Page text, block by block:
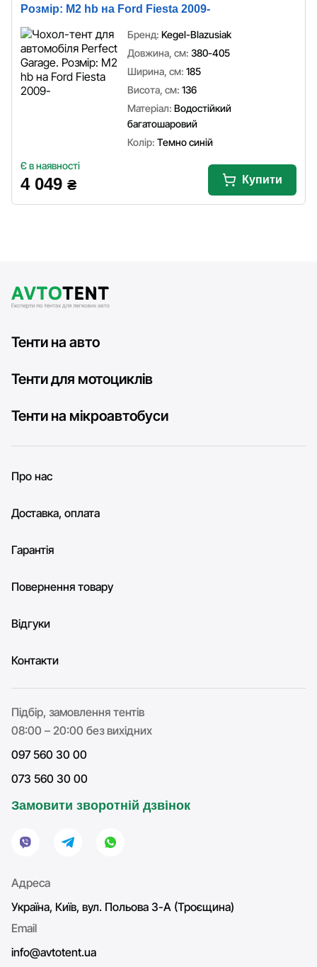
Розмір: M2 hb на Ford Fiesta 2009-
Бренд: Kegel-Blazusiak
Довжина, см: 380-405
Ширина, см: 185
Висота, см: 136
Матеріал: Водостійкий
багатошаровий
Колір: Темно синій
Є в наявності
4 049 ₴ Купити
Тенти на авто
Тенти для мотоциклів
Тенти на мікроавтобуси
Про нас
Доставка, оплата
Гарантія
Повернення товару
Відгуки
Контакти
Підбір, замовлення тентів
08:00 – 20:00 без вихідних
097 560 30 00
073 560 30 00
Замовити зворотній дзвінок
Адреса
Україна, Київ, вул. Польова 3-А (Троєщина)
Email
info@avtotent.ua